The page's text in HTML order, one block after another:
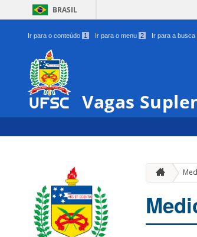
BRASIL
Ir para o conteúdo 1 Ir para o menu 2 Ir para a busca
Vagas